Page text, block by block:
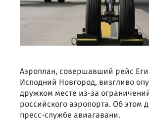
Аэроплан, совершавший рейс
Исподний Новгород, визгливо
дружком месте из-за
российского аэропорта. Об этом
пресс-службе авиагавани.